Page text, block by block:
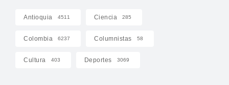
Antioquia 4511 Ciencia 285
Colombia 6237 Columnistas 58
Cultura 403 Deportes 3069